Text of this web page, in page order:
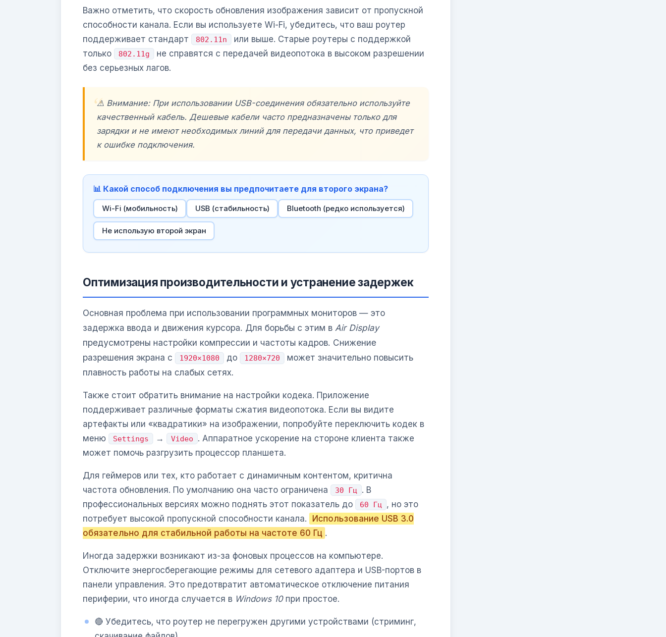
Важно отметить, что скорость обновления изображения зависит от пропускной
способности канала. Если вы используете Wi-Fi, убедитесь, что ваш роутер
поддерживает стандарт
802.11n
или выше. Старые роутеры с поддержкой
только
802.11g
не справятся с передачей видеопотока в высоком разрешении
без серьезных лагов.
⚠️ Внимание: При использовании USB-соединения обязательно используйте
качественный кабель. Дешевые кабели часто предназначены только для
зарядки и не имеют необходимых линий для передачи данных, что приведет
к ошибке подключения.
📊 Какой способ подключения вы предпочитаете для второго экрана?
Wi-Fi (мобильность) USB (стабильность) Bluetooth (редко используется)
Не использую второй экран
Оптимизация производительности и устранение задержек
Основная проблема при использовании программных мониторов — это
задержка ввода и движения курсора. Для борьбы с этим в Air Display
предусмотрены настройки компрессии и частоты кадров. Снижение
разрешения экрана с
1920×1080 до 1280×720
может значительно повысить
плавность работы на слабых сетях.
Также стоит обратить внимание на настройки кодека. Приложение
поддерживает различные форматы сжатия видеопотока. Если вы видите
артефакты или «квадратики» на изображении, попробуйте переключить кодек в
меню
Settings → Video
. Аппаратное ускорение на стороне клиента также
может помочь разгрузить процессор планшета.
Для геймеров или тех, кто работает с динамичным контентом, критична
частота обновления. По умолчанию она часто ограничена
30 Гц
. В
профессиональных версиях можно поднять этот показатель до
60 Гц
, но это
потребует высокой пропускной способности канала.
Использование USB 3.0
обязательно для стабильной работы на частоте 60 Гц .
Иногда задержки возникают из-за фоновых процессов на компьютере.
Отключите энергосберегающие режимы для сетевого адаптера и USB-портов в
панели управления. Это предотвратит автоматическое отключение питания
периферии, что иногда случается в Windows 10при простое.
🔴 Убедитесь, что роутер не перегружен другими устройствами (стриминг,